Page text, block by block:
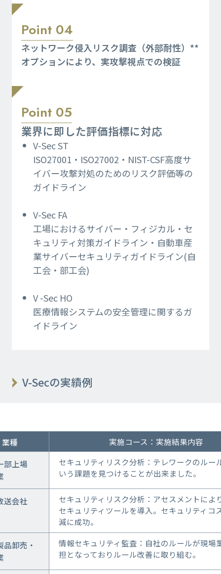
Point 04
ネットワーク侵入リスク調査（外部耐性）**
オプションにより、実攻撃視点での検証
Point 05
業界に即した評価指標に対応
V-Sec ST
ISO27001 ・ISO27002・NIST-CSF高度サ
イバー攻撃対処のためのリスク評価等の
ガイドライン
V-Sec FA
工場におけるサイバー・フィジカル・ セ
キュリティ対策ガイドライン・自動車産
業サイバーセキュリティガイドライン(自
工会・部工会)
V -Sec HO
医療情報システムの安全管理に関する​ガ
イドライン
V-Secの実績例
業種 実施コース：実施結果内容
部上場
セキュリティリスク分析：テレワークのルー
いう課題を見つけることが出来ました。
送会社
セキュリティリスク分析：アセスメントによ
セキュリティツールを導入。セキュリティコ
減に成功。
品卸売・
情報セキュリティ監査：自社のルールが現場
担となっておりルール改善に取り組む。